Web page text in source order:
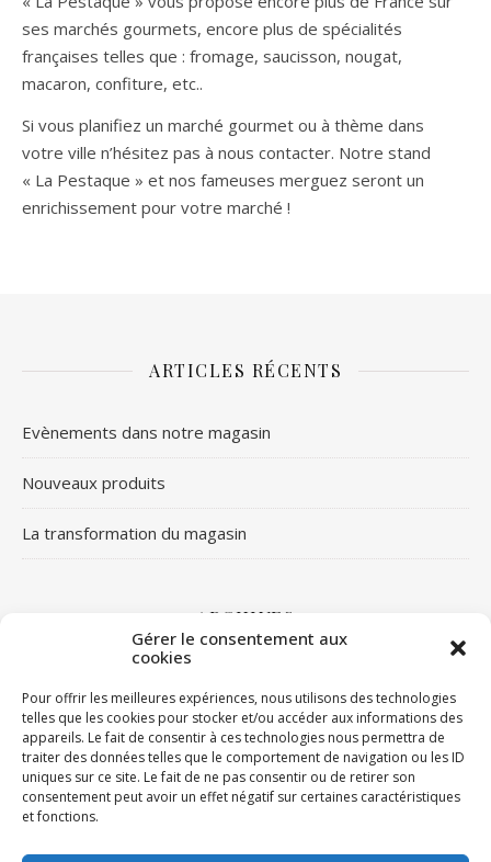
Gérer le consentement aux
cookies
Pour offrir les meilleures expériences, nous utilisons des technologies
telles que les cookies pour stocker et/ou accéder aux informations des
appareils. Le fait de consentir à ces technologies nous permettra de
traiter des données telles que le comportement de navigation ou les ID
uniques sur ce site. Le fait de ne pas consentir ou de retirer son
consentement peut avoir un effet négatif sur certaines caractéristiques
et fonctions.
ses marchés gourmets, encore plus de spécialités
françaises telles que : fromage, saucisson, nougat,
macaron, confiture, etc..
Si vous planifiez un marché gourmet ou à thème dans
votre ville n’hésitez pas à nous contacter. Notre stand
« La Pestaque » et nos fameuses merguez seront un
enrichissement pour votre marché !
ARTICLES RÉCENTS
Evènements dans notre magasin
Nouveaux produits
La transformation du magasin
ARCHIVES
LIENS
Facebook
Google